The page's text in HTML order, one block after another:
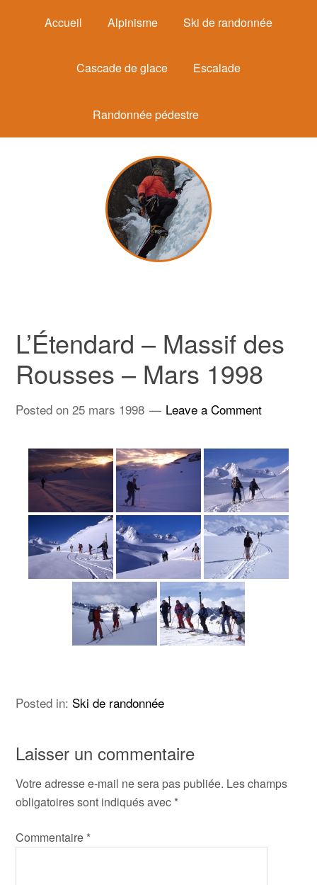
Accueil Alpinisme Ski de randonnée
Cascade de glace Escalade
Randonnée pédestre
L’Étendard – Massif des
Rousses – Mars 1998
Posted on25 mars 1998 Leave a Comment
Posted in: Ski de randonnée
Laisser un commentaire
Votre adresse e-mail ne sera pas publiée. Les champs
obligatoires sont indiqués avec *
Commentaire *